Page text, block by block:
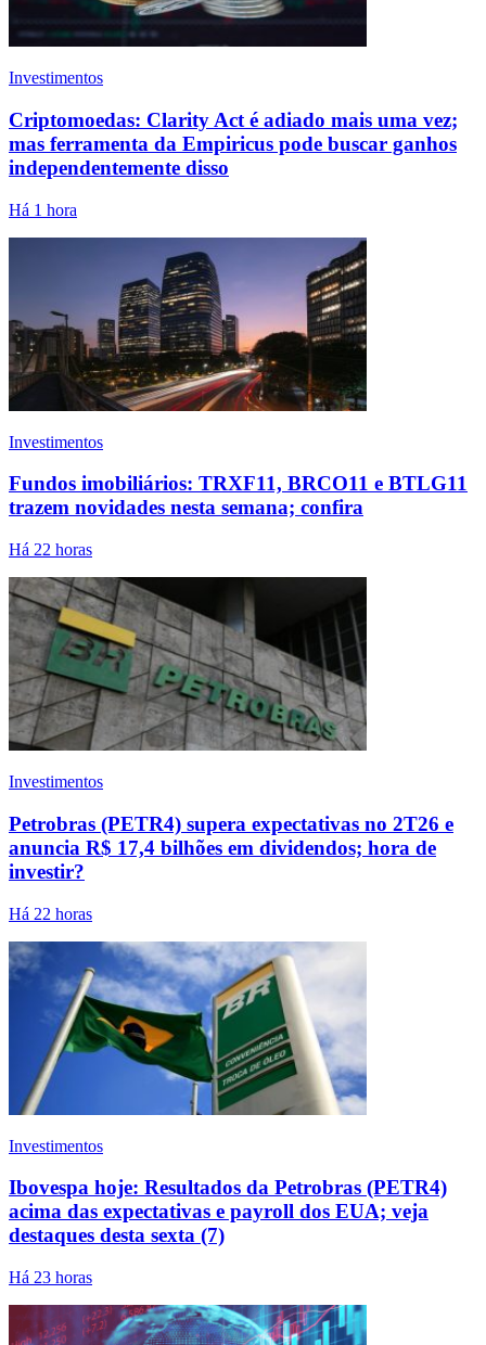
Investimentos
Criptomoedas: Clarity Act é adiado mais uma vez;
mas ferramenta da Empiricus pode buscar ganhos
independentemente disso
Há 1 hora
Investimentos
Fundos imobiliários: TRXF11, BRCO11 e BTLG11
trazem novidades nesta semana; confira
Há 22 horas
Investimentos
Petrobras (PETR4) supera expectativas no 2T26 e
anuncia R$ 17,4 bilhões em dividendos; hora de
investir?
Há 22 horas
Investimentos
Ibovespa hoje: Resultados da Petrobras (PETR4)
acima das expectativas e payroll dos EUA; veja
destaques desta sexta (7)
Há 23 horas